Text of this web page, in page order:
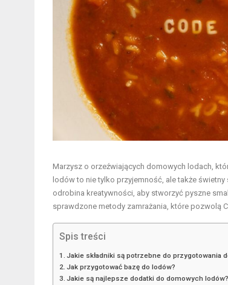
Marzysz o orzeźwiających domowych lodach,
lodów to nie tylko przyjemność, ale także
odrobina kreatywności, aby stworzyć pyszne
sprawdzone metody zamrażania, które pozwolą
Spis treści
Jakie składniki są potrzebne do przygotowania
Jak przygotować bazę do lodów?
Jakie są najlepsze dodatki do domowych lodów?